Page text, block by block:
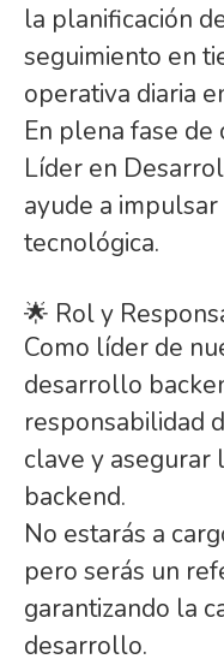
la planificación
seguimiento en
operativa diaria
En plena fase de
Líder en
ayude a
tecnológica.
🌟 Rol y
Como líder de
desarrollo
responsabilidad
clave y asegurar
backend.
No estarás a
pero serás un
garantizando la
desarrollo.